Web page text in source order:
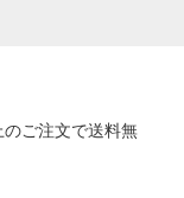
ご注文で送料無